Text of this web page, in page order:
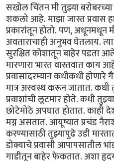
सखोल चिंतन मी तुझ्या
शकलो आहे. माझा जास्त प्रवास
प्रकारांतून होतो. पण, अधूनमधून
अवताराचाही अनुभव घेतलाय.
सुरक्षित कोशातून बाहेर पडता
मारणारा भारत वास्तवात काय
प्रवासादरम्यान कधीकधी होणारे
मात्र अस्वस्थ करून जातात. कधी
प्रवाशांची लूटमार होते. कधी
छोटेमोठे अपघात होतात. काही
मग्न असतात. आयूष्यात प्रचंड
करण्यासाठी तुझ्यापुढे उडी
डोक्याचे प्रवासी आपापसातील
गाडीतून बाहेर फेकतात. अशा